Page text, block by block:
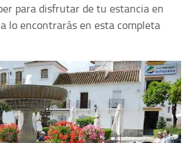
para disfrutar de tu estancia en
lo encontrarás en esta completa